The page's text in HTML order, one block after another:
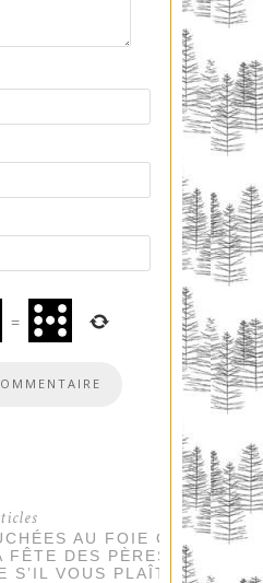
=
AU FOIE GRAS
FÊTE DES PÈRES ET EN
S’IL VOUS PLAÎT !